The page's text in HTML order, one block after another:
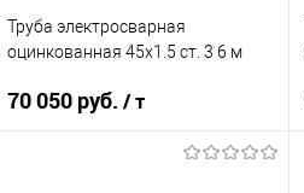
Труба электросварная
оцинкованная 45х1.5 ст. 3 6 м
70 050 руб. / т